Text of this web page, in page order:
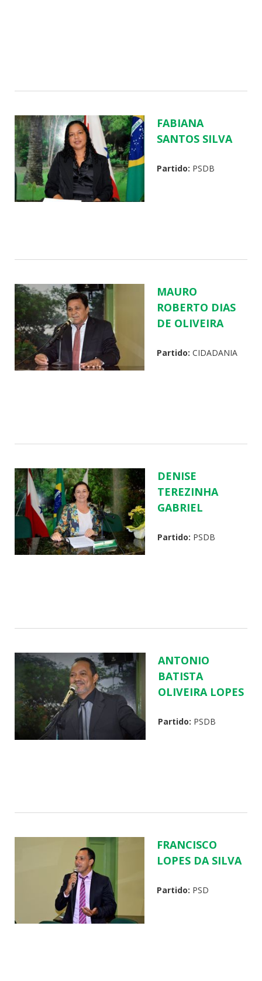
FABIANA
SANTOS SILVA
Partido: PSDB
MAURO
ROBERTO DIAS
DE OLIVEIRA
Partido: CIDADANIA
DENISE
TEREZINHA
GABRIEL
Partido: PSDB
ANTONIO
BATISTA
OLIVEIRA LOPES
Partido: PSDB
FRANCISCO
LOPES DA SILVA
Partido: PSD